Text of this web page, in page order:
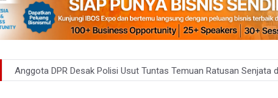
Anggota DPR Desak Polisi Usut Tuntas Temuan Ratusan Senjata